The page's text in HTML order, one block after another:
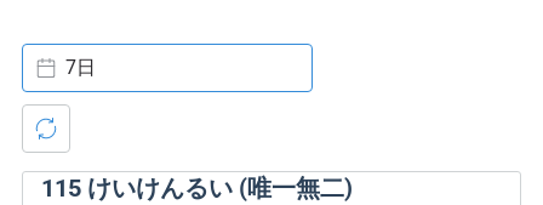
115けいけんるい (唯一無二)
7日